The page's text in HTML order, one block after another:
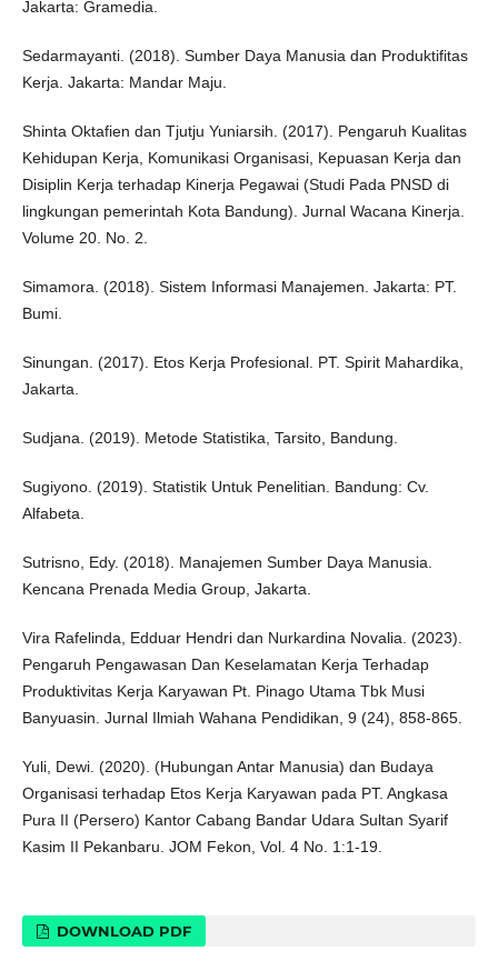
Jakarta: Gramedia.
Sedarmayanti. (2018). Sumber Daya Manusia dan Produktifitas
Kerja. Jakarta: Mandar Maju.
Shinta Oktafien dan Tjutju Yuniarsih. (2017). Pengaruh Kualitas
Kehidupan Kerja, Komunikasi Organisasi, Kepuasan Kerja dan
Disiplin Kerja terhadap Kinerja Pegawai (Studi Pada PNSD di
lingkungan pemerintah Kota Bandung). Jurnal Wacana Kinerja.
Volume 20. No. 2.
Simamora. (2018). Sistem Informasi Manajemen. Jakarta: PT.
Bumi.
Sinungan. (2017). Etos Kerja Profesional. PT. Spirit Mahardika,
Jakarta.
Sudjana. (2019). Metode Statistika, Tarsito, Bandung.
Sugiyono. (2019). Statistik Untuk Penelitian. Bandung: Cv.
Alfabeta.
Sutrisno, Edy. (2018). Manajemen Sumber Daya Manusia.
Kencana Prenada Media Group, Jakarta.
Vira Rafelinda, Edduar Hendri dan Nurkardina Novalia. (2023).
Pengaruh Pengawasan Dan Keselamatan Kerja Terhadap
Produktivitas Kerja Karyawan Pt. Pinago Utama Tbk Musi
Banyuasin. Jurnal Ilmiah Wahana Pendidikan, 9 (24), 858-865.
Yuli, Dewi. (2020). (Hubungan Antar Manusia) dan Budaya
Organisasi terhadap Etos Kerja Karyawan pada PT. Angkasa
Pura II (Persero) Kantor Cabang Bandar Udara Sultan Syarif
Kasim II Pekanbaru. JOM Fekon, Vol. 4 No. 1:1-19.
DOWNLOAD PDF